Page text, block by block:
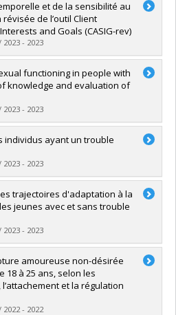
Papyrus
et de la sensibilité au
de l’outil Client
and Goals (CASIG-rev)
- 2023
Papyrus
functioning in people with
knowledge and evaluation of
- 2023
Papyrus
individus ayant un trouble
- 2023
Papyrus
trajectoires d'adaptation à la
jeunes avec et sans trouble
- 2023
Papyrus
amoureuse non-désirée
18 à 25 ans, selon les
et la régulation
- 2022